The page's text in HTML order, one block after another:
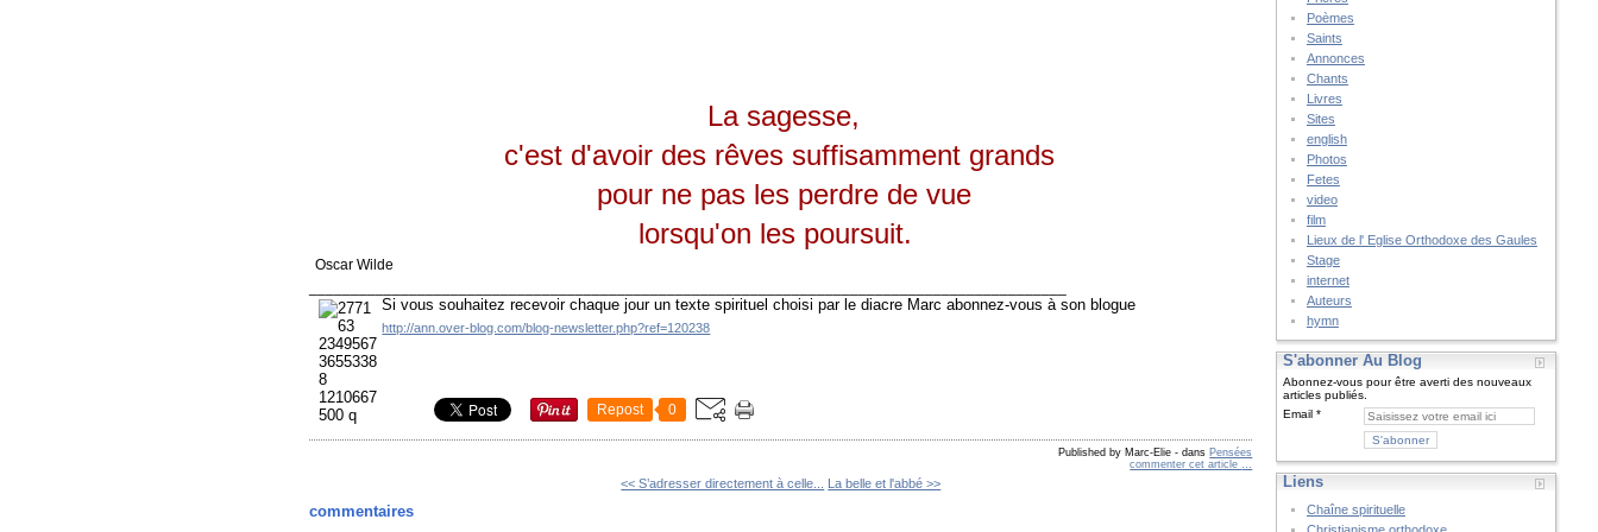
La sagesse,
c'est d'avoir des rêves suffisamment grands
pour ne pas les perdre de vue
lorsqu'on les poursuit.
Oscar Wilde
Si vous souhaitez recevoir chaque jour un texte spirituel choisi par le diacre Marc abonnez-vous à son blogue
http://ann.over-blog.com/blog-newsletter.php?ref=120238
Repost 0
Published by Marc-Elie - dans Pensées
commenter cet article
<< S’adresser directement à celle... La belle et l'abbé >>
commentaires
Poèmes
Saints
Annonces
Chants
Livres
Sites
english
Photos
Fetes
video
film
Lieux de l' Eglise Orthodoxe des Gaules
Stage
internet
Auteurs
hymn
S'abonner Au Blog
Abonnez-vous pour être averti des nouveaux
articles publiés.
Email
Liens
Chaîne spirituelle